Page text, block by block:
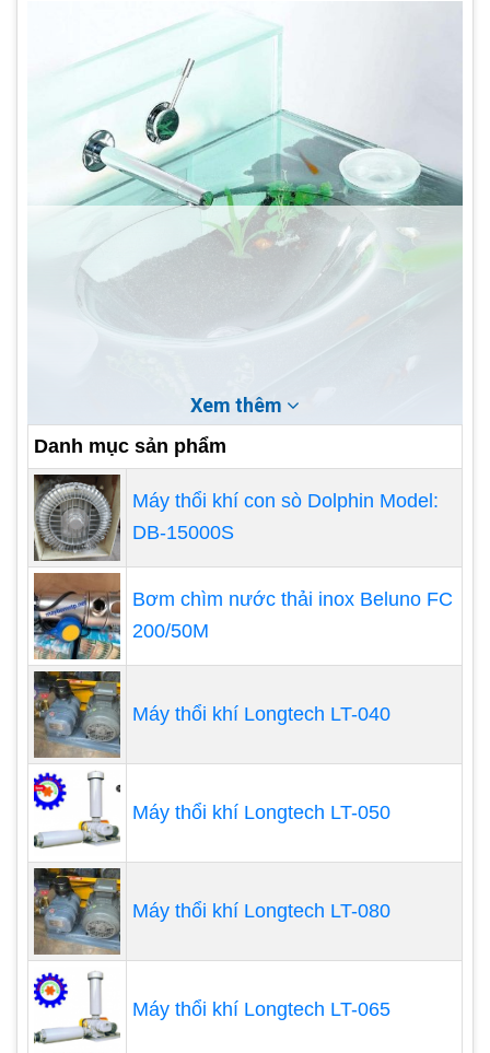
Bàn
Nhiều bàn cà phê hiện đại và đương đại đi kèm với
ngọn thủy tinh trong suốt. Đó là bởi vì họ thường
có những căn cứ bắt mắt phải được chiêm
ngưỡng từ mọi góc độ. Đó cũng là trường hợp của
bàn cà phê đặc biệt này có một bể cá làm cơ sở.
Nó được trang trí và tạo cảnh đẹp mắt và nó sẽ là
một điểm thu hút tuyệt vời trong bất kỳ phòng
khách nào
Xem thêm
Danh mục sản phẩm
Máy thổi khí con sò Dolphin Model:
DB-15000S
Bơm chìm nước thải inox Beluno FC
200/50M
Máy thổi khí Longtech LT-040
Máy thổi khí Longtech LT-050
Máy thổi khí Longtech LT-080
Máy thổi khí Longtech LT-065